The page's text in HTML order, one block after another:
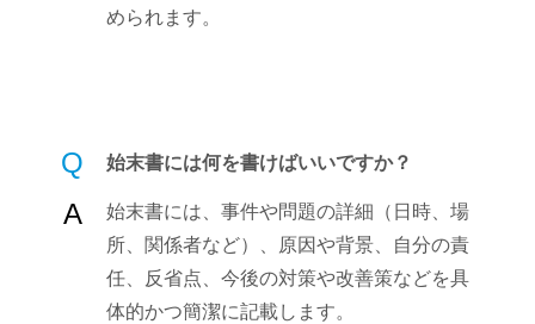
められます。
Q 始末書には何を書けばいいですか？
A
始末書には、事件や問題の詳細（日時、場
所、関係者など）、原因や背景、自分の責
任、反省点、今後の対策や改善策などを具
体的かつ簡潔に記載します。